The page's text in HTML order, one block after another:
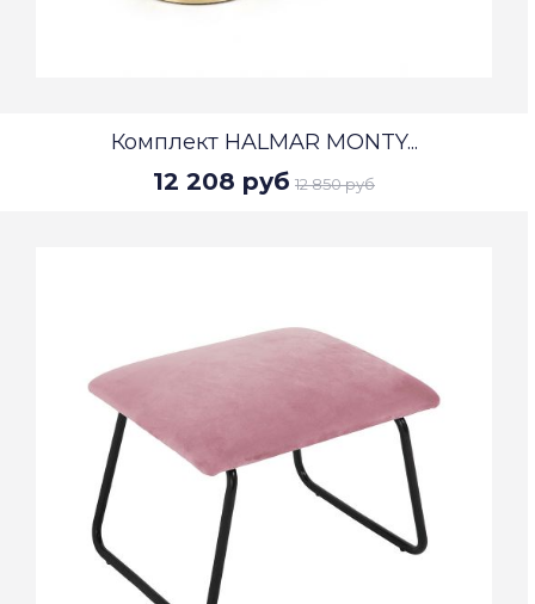
Комплект HALMAR MONTY...
12 208 руб 12 850 руб